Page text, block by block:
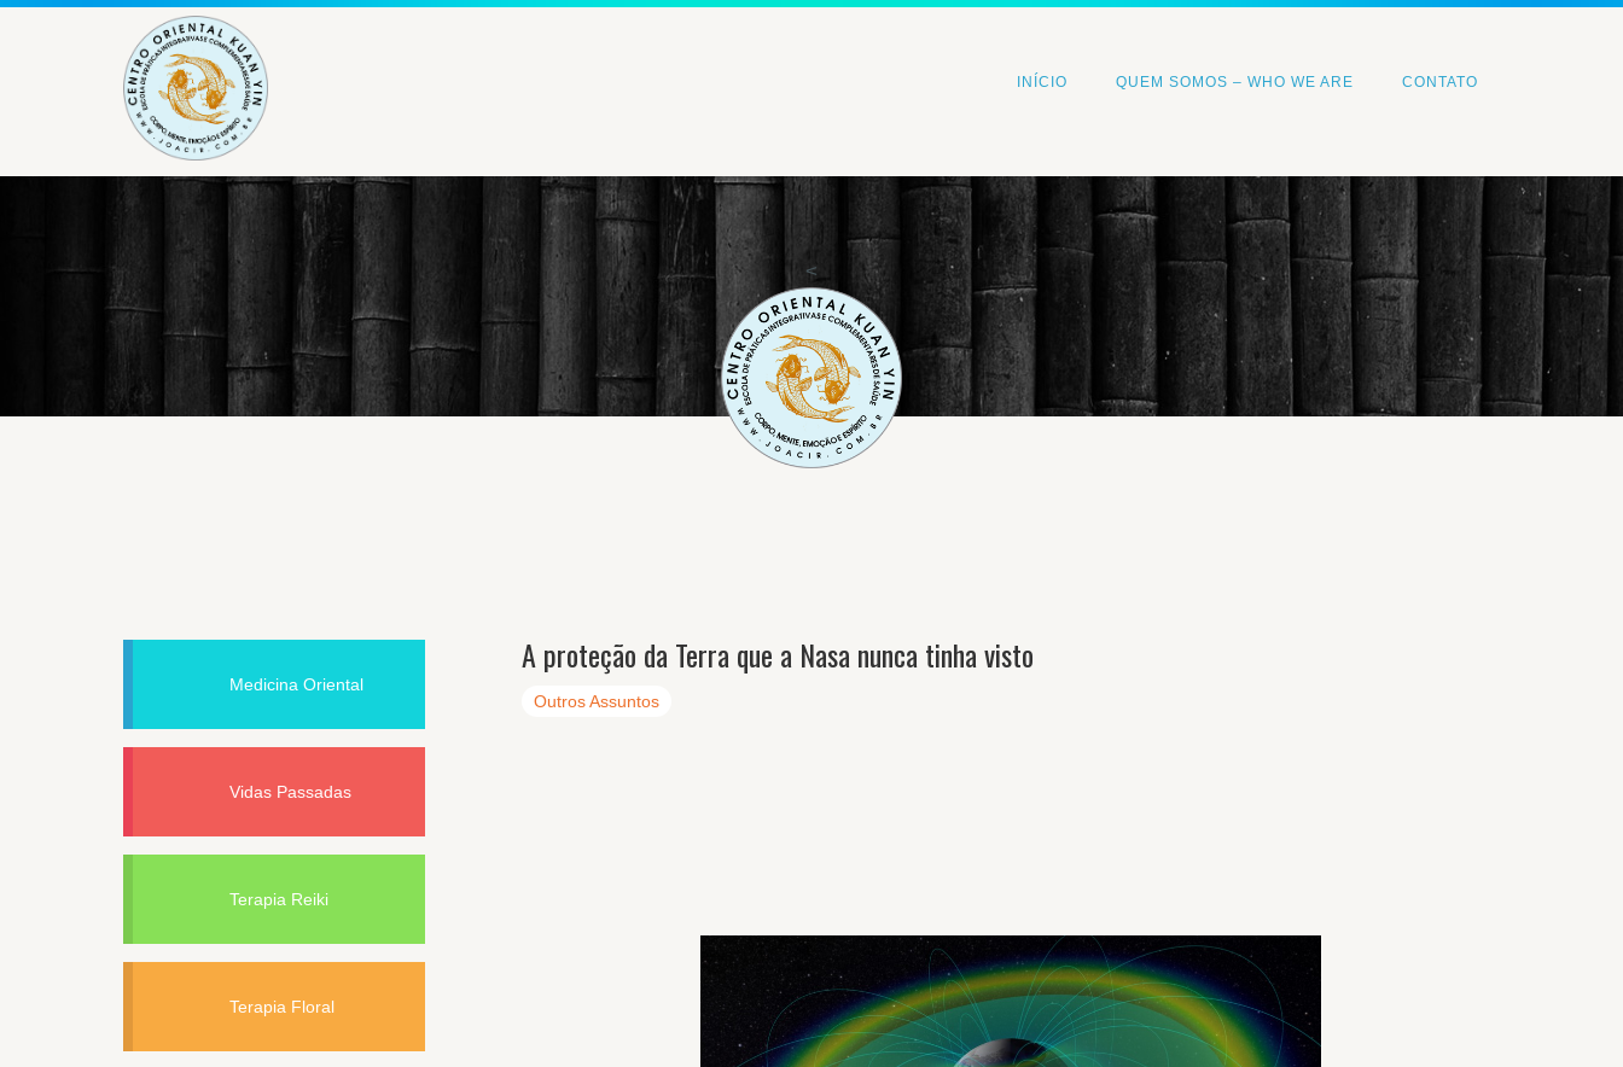
INÍCIO QUEM SOMOS – WHO WE ARE CONTATO
<
A proteção da Terra que a Nasa nunca tinha visto
Outros Assuntos
Medicina Oriental
Vidas Passadas
Terapia Reiki
Terapia Floral